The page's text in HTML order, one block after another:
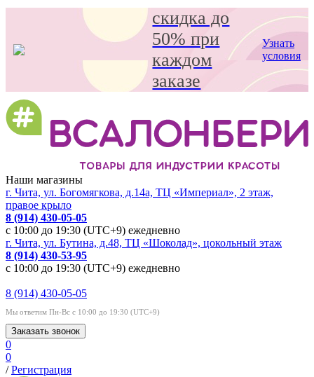
скидка до
50% при
каждом
заказе
Узнать
условия
Наши магазины
г. Чита, ул. Богомягкова, д.14а, ТЦ «Империал», 2 этаж,
правое крыло
8 (914) 430-05-05
с 10:00 до 19:30 (UTC+9) ежедневно
г. Чита, ул. Бутина, д.48, ТЦ «Шоколад», цокольный этаж
8 (914) 430-53-95
с 10:00 до 19:30 (UTC+9) ежедневно
8 (914) 430-05-05
Мы ответим Пн-Вс с 10:00 до 19:30 (UTC+9)
Заказать звонок
0
0
/ Регистрация